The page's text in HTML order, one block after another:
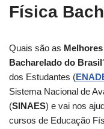
Física
Quais são as
Bacharelado do Brasil
dos Estudantes (
Sistema Nacional de
(SINAES) e vai nos
cursos de Educação